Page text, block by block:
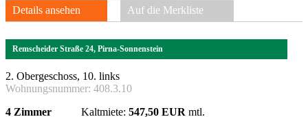
Details ansehen Auf die Merkliste
Remscheider Straße 24, Pirna-Sonnenstein
2. Obergeschoss, 10. links
Wohnungsnummer: 408.3.10
4 Zimmer
Kaltmiete: 547,50 EUR mtl.